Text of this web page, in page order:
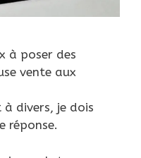
à poser des
vente aux
à divers, je dois
réponse.